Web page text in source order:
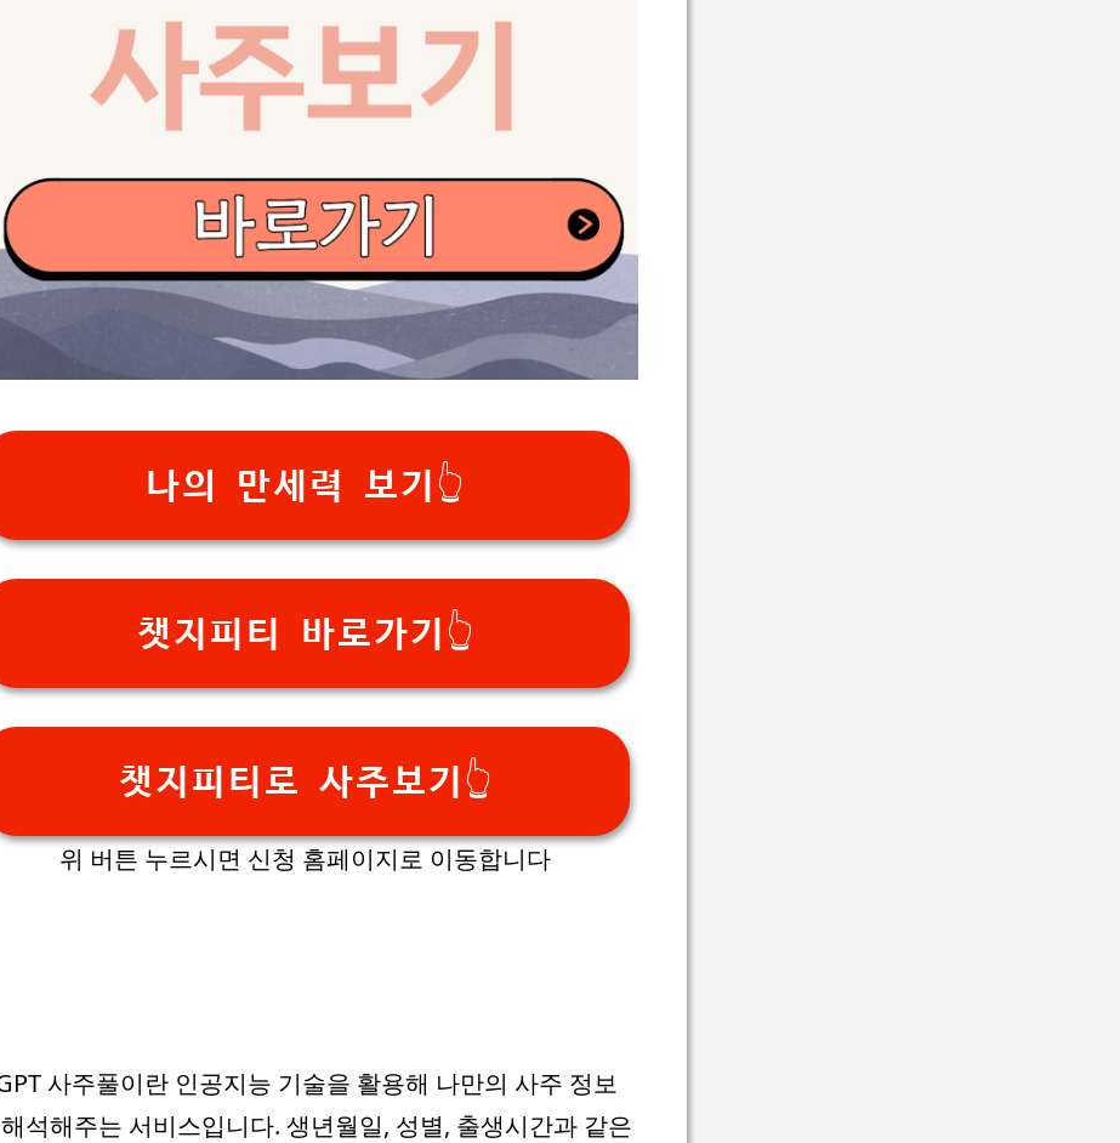
나의 만세력 보기👆
챗지피티 바로가기👆
챗지피티로 사주보기👆
위 버튼 누르시면 신청 홈페이지로 이동합니다
사주풀이란 인공지능 기술을 활용해 나만의 사주 정보
석해주는 서비스입니다. 생년월일, 성별, 출생시간과 같은